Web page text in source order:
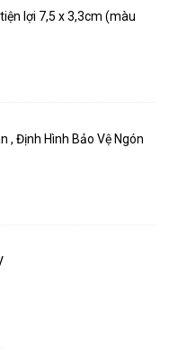
lợi 7,5 x 3,3cm (màu
, Định Hình Bảo Vệ Ngón